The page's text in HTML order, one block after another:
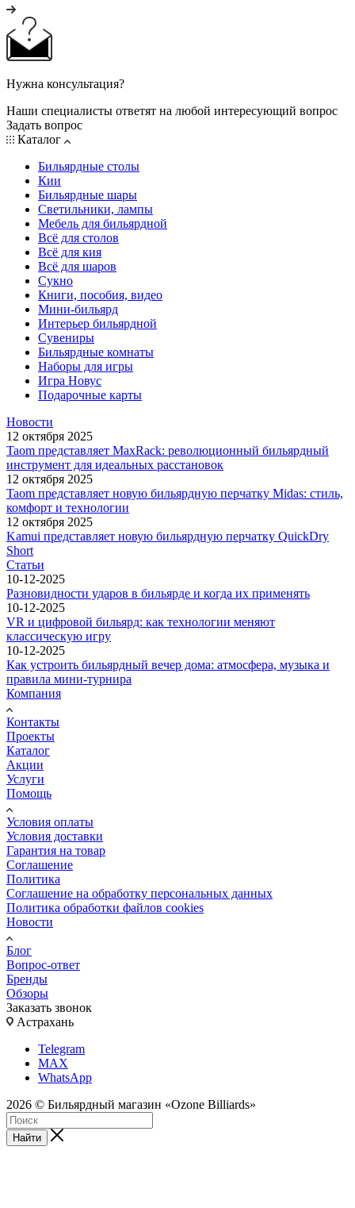
Нужна консультация?
Наши специалисты ответят на любой интересующий вопрос
Задать вопрос
Каталог
Бильярдные столы
Кии
Бильярдные шары
Светильники, лампы
Мебель для бильярдной
Всё для столов
Всё для кия
Всё для шаров
Сукно
Книги, пособия, видео
Мини-бильярд
Интерьер бильярдной
Сувениры
Бильярдные комнаты
Наборы для игры
Игра Новус
Подарочные карты
Новости
12 октября 2025
Taom представляет MaxRack: революционный бильярдный
инструмент для идеальных расстановок
12 октября 2025
Taom представляет новую бильярдную перчатку Midas: стиль,
комфорт и технологии
12 октября 2025
Kamui представляет новую бильярдную перчатку QuickDry
Short
Статьи
10-12-2025
Разновидности ударов в бильярде и когда их применять
10-12-2025
VR и цифровой бильярд: как технологии меняют
классическую игру
10-12-2025
Как устроить бильярдный вечер дома: атмосфера, музыка и
правила мини-турнира
Компания
Контакты
Проекты
Каталог
Акции
Услуги
Помощь
Условия оплаты
Условия доставки
Гарантия на товар
Соглашение
Политика
Соглашение на обработку персональных данных
Политика обработки файлов cookies
Новости
Блог
Вопрос-ответ
Бренды
Обзоры
Заказать звонок
Астрахань
Telegram
MAX
WhatsApp
2026 © Бильярдный магазин «Ozone Billiards»
Найти